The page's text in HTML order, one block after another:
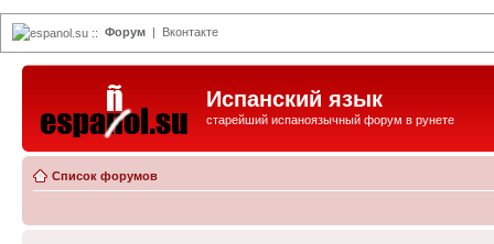
espanol.su :: Форум | Вконтакте
Испанский язык
старейший испаноязычный форум в рунете
Список форумов